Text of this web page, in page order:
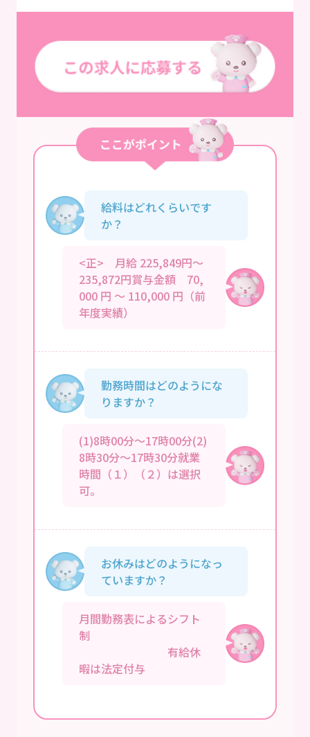
給料はどれくらいです
か？
<正> 月給 225,849円～
235,872円賞与金額 70,
000 円 ～ 110,000 円（前
年度実績）
勤務時間はどのようにな
りますか？
(1)8時00分～17時00分(2)
8時30分～17時30分就業
時間（１）（２）は選択
可。
お休みはどのようになっ
ていますか？
月間勤務表によるシフト
制
有給休
暇は法定付与